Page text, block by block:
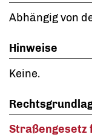
Abhängig von
Hinweise
Keine.
Straßengesetz